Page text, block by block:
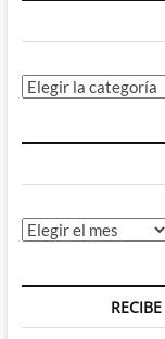
Categorías
Archivos